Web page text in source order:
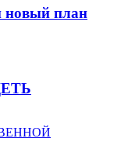
новый план